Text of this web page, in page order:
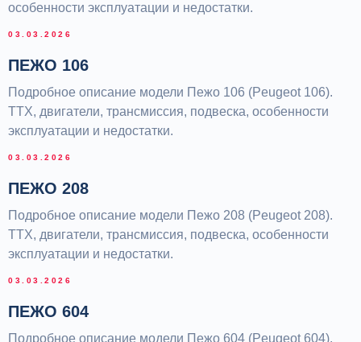
особенности эксплуатации и недостатки.
03.03.2026
ПЕЖО 106
Подробное описание модели Пежо 106 (Peugeot 106).
ТТХ, двигатели, трансмиссия, подвеска, особенности
эксплуатации и недостатки.
03.03.2026
ПЕЖО 208
Подробное описание модели Пежо 208 (Peugeot 208).
ТТХ, двигатели, трансмиссия, подвеска, особенности
эксплуатации и недостатки.
03.03.2026
ПЕЖО 604
Подробное описание модели Пежо 604 (Peugeot 604).
ПЕРВЫЙ РАЗ В НАШЕМ
СЕРВИСЕ?
руб. Честно проверим мотор, ходовку и электрику.
конфиденциальности